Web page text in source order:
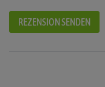
REZENSION SENDEN